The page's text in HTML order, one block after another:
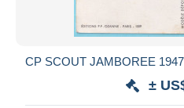
iDeal
Maestro
CP SCOUT JAMBOREE
±